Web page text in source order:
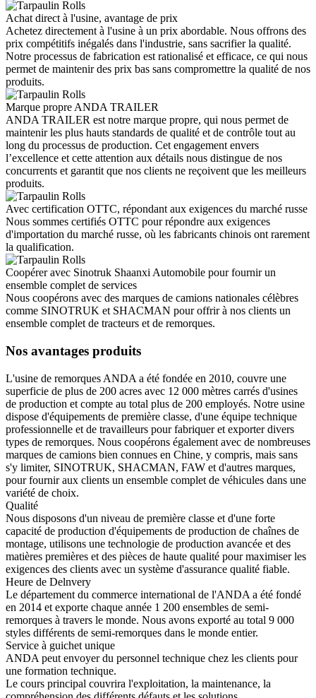
Achat direct à l'usine, avantage de prix
Achetez directement à l'usine à un prix abordable. Nous offrons des
prix compétitifs inégalés dans l'industrie, sans sacrifier la qualité.
Notre processus de fabrication est rationalisé et efficace, ce qui nous
permet de maintenir des prix bas sans compromettre la qualité de nos
produits.
Marque propre ANDA TRAILER
ANDA TRAILER est notre marque propre, qui nous permet de
maintenir les plus hauts standards de qualité et de contrôle tout au
long du processus de production. Cet engagement envers
l’excellence et cette attention aux détails nous distingue de nos
concurrents et garantit que nos clients ne reçoivent que les meilleurs
produits.
Avec certification OTTC, répondant aux exigences du marché russe
Nous sommes certifiés OTTC pour répondre aux exigences
d'importation du marché russe, où les fabricants chinois ont rarement
la qualification.
Coopérer avec Sinotruk Shaanxi Automobile pour fournir un
ensemble complet de services
Nous coopérons avec des marques de camions nationales célèbres
comme SINOTRUK et SHACMAN pour offrir à nos clients un
ensemble complet de tracteurs et de remorques.
Nos avantages produits
L'usine de remorques ANDA a été fondée en 2010, couvre une
superficie de plus de 200 acres avec 12 000 mètres carrés d'usines
de production et compte au total plus de 200 employés. Notre usine
dispose d'équipements de première classe, d'une équipe technique
professionnelle et de travailleurs pour fabriquer et exporter divers
types de remorques. Nous coopérons également avec de nombreuses
marques de camions bien connues en Chine, y compris, mais sans
s'y limiter, SINOTRUK, SHACMAN, FAW et d'autres marques,
pour fournir aux clients un ensemble complet de véhicules dans une
variété de choix.
Qualité
Nous disposons d'un niveau de première classe et d'une forte
capacité de production d'équipements de production de chaînes de
montage, utilisons une technologie de production avancée et des
matières premières et des pièces de haute qualité pour maximiser les
exigences des clients avec un système d'assurance qualité fiable.
Heure de Delnvery
Le département du commerce international de l'ANDA a été fondé
en 2014 et exporte chaque année 1 200 ensembles de semi-
remorques à travers le monde. Nous avons exporté au total 9 000
styles différents de semi-remorques dans le monde entier.
Service à guichet unique
ANDA peut envoyer du personnel technique chez les clients pour
une formation technique.
Le cours principal couvrira l'exploitation, la maintenance, la